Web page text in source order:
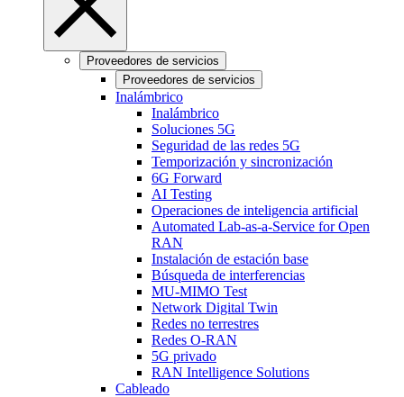
Proveedores de servicios
Proveedores de servicios
Inalámbrico
Inalámbrico
Soluciones 5G
Seguridad de las redes 5G
Temporización y sincronización
6G Forward
AI Testing
Operaciones de inteligencia artificial
Automated Lab-as-a-Service for Open
RAN
Instalación de estación base
Búsqueda de interferencias
MU-MIMO Test
Network Digital Twin
Redes no terrestres
Redes O-RAN
5G privado
RAN Intelligence Solutions
Cableado